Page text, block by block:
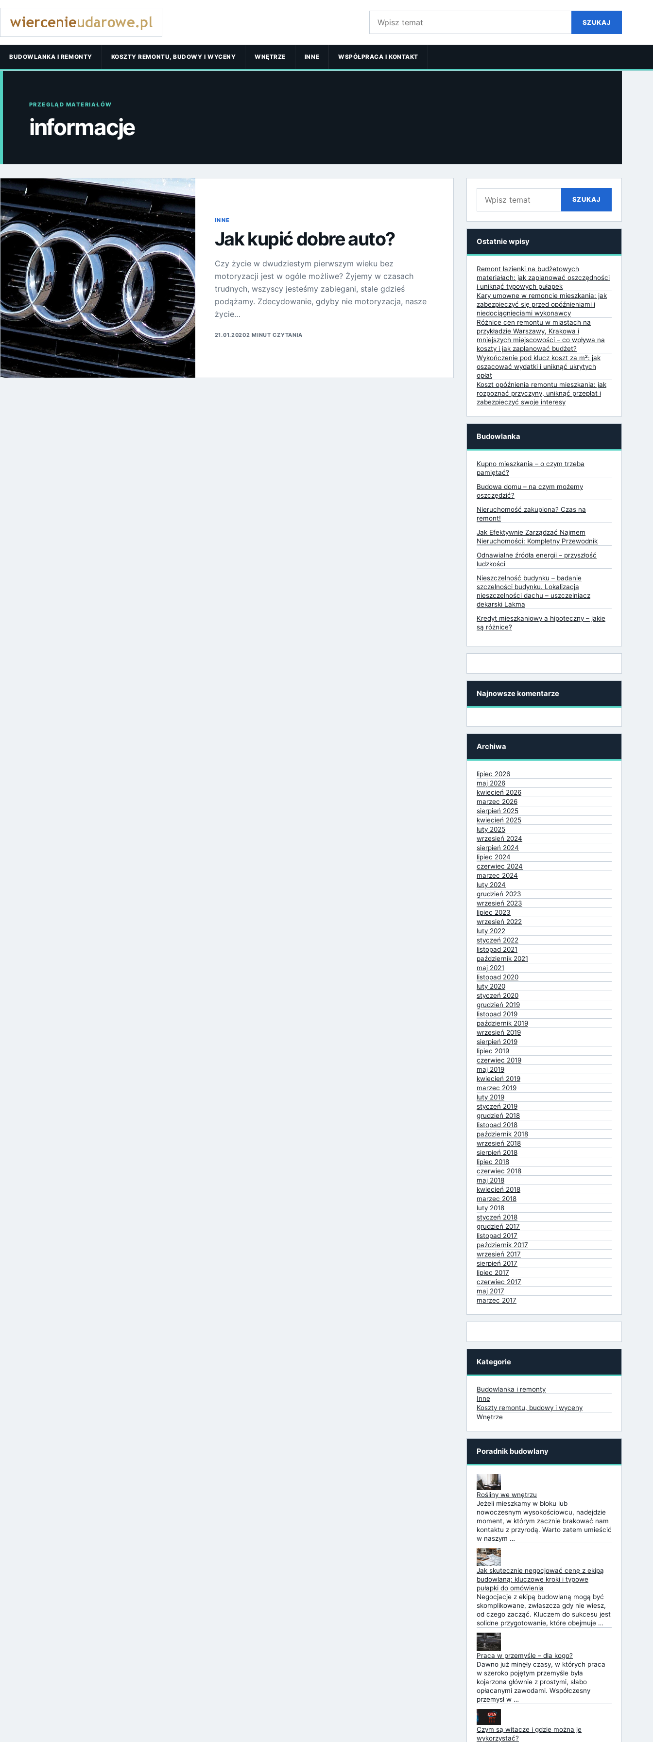
SZUKAJ
BUDOWLANKA I REMONTY KOSZTY REMONTU, BUDOWY I WYCENY WNĘTRZE INNE WSPÓŁPRACA I KONTAKT
PRZEGLĄD MATERIAŁÓW
informacje
INNE
Jak kupić dobre auto?
Czy życie w dwudziestym pierwszym wieku bez
motoryzacji jest w ogóle możliwe? Żyjemy w czasach
trudnych, wszyscy jesteśmy zabiegani, stale gdzieś
podążamy. Zdecydowanie, gdyby nie motoryzacja, nasze
życie…
21.01.20202 MINUT CZYTANIA
SZUKAJ
Ostatnie wpisy
Remont łazienki na budżetowych
materiałach: jak zaplanować oszczędności
i uniknąć typowych pułapek
Kary umowne w remoncie mieszkania: jak
zabezpieczyć się przed opóźnieniami i
niedociągnięciami wykonawcy
Różnice cen remontu w miastach na
przykładzie Warszawy, Krakowa i
mniejszych miejscowości – co wpływa na
koszty i jak zaplanować budżet?
Wykończenie pod klucz koszt za m²: jak
oszacować wydatki i uniknąć ukrytych
opłat
Koszt opóźnienia remontu mieszkania: jak
rozpoznać przyczyny, uniknąć przepłat i
zabezpieczyć swoje interesy
Budowlanka
Kupno mieszkania – o czym trzeba
pamiętać?
Budowa domu – na czym możemy
oszczędzić?
Nieruchomość zakupiona? Czas na
remont!
Jak Efektywnie Zarządzać Najmem
Nieruchomości: Kompletny Przewodnik
Odnawialne źródła energii – przyszłość
ludzkości
Nieszczelność budynku – badanie
szczelności budynku. Lokalizacja
nieszczelności dachu – uszczelniacz
dekarski Lakma
Kredyt mieszkaniowy a hipoteczny – jakie
są różnice?
Najnowsze komentarze
Archiwa
lipiec 2026
maj 2026
kwiecień 2026
marzec 2026
sierpień 2025
kwiecień 2025
luty 2025
wrzesień 2024
sierpień 2024
lipiec 2024
czerwiec 2024
marzec 2024
luty 2024
grudzień 2023
wrzesień 2023
lipiec 2023
wrzesień 2022
luty 2022
styczeń 2022
listopad 2021
październik 2021
maj 2021
listopad 2020
luty 2020
styczeń 2020
grudzień 2019
listopad 2019
październik 2019
wrzesień 2019
sierpień 2019
lipiec 2019
czerwiec 2019
maj 2019
kwiecień 2019
marzec 2019
luty 2019
styczeń 2019
grudzień 2018
listopad 2018
październik 2018
wrzesień 2018
sierpień 2018
lipiec 2018
czerwiec 2018
maj 2018
kwiecień 2018
marzec 2018
luty 2018
styczeń 2018
grudzień 2017
listopad 2017
październik 2017
wrzesień 2017
sierpień 2017
lipiec 2017
czerwiec 2017
maj 2017
marzec 2017
Kategorie
Budowlanka i remonty
Inne
Koszty remontu, budowy i wyceny
Wnętrze
Poradnik budowlany
Rośliny we wnętrzu
Jeżeli mieszkamy w bloku lub
nowoczesnym wysokościowcu, nadejdzie
moment, w którym zacznie brakować nam
kontaktu z przyrodą. Warto zatem umieścić
w naszym …
Jak skutecznie negocjować cenę z ekipą
budowlaną: kluczowe kroki i typowe
pułapki do omówienia
Negocjacje z ekipą budowlaną mogą być
skomplikowane, zwłaszcza gdy nie wiesz,
od czego zacząć. Kluczem do sukcesu jest
solidne przygotowanie, które obejmuje …
Praca w przemyśle – dla kogo?
Dawno już minęły czasy, w których praca
w szeroko pojętym przemyśle była
kojarzona głównie z prostymi, słabo
opłacanymi zawodami. Współczesny
przemysł w …
Czym są witacze i gdzie można je
wykorzystać?